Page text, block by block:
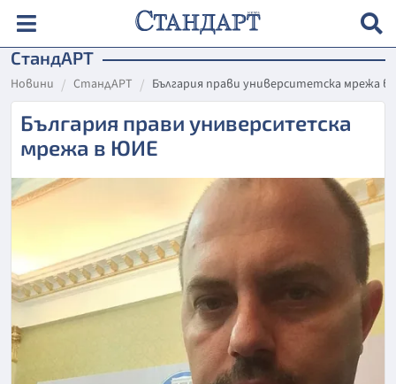
СтандАРТ
Новини СтандАРТ България прави университетска мрежа
България прави университетска
мрежа в ЮИЕ